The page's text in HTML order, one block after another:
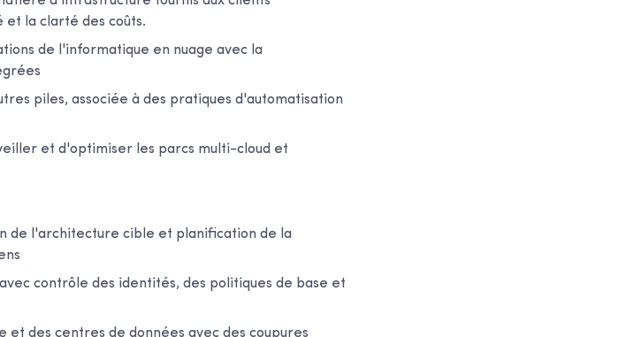
et la clarté des coûts.
de l'informatique en nuage avec la
piles, associée à des pratiques d'automatisation
et d'optimiser les parcs multi-cloud et
de l'architecture cible et planification de la
contrôle des identités, des politiques de base et
des centres de données avec des coupures